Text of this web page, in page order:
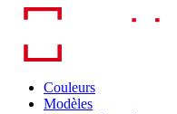
Skip
content
Couleurs
Modèles